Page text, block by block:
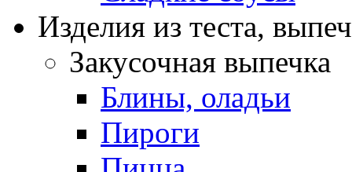
Изделия из теста,
Закусочная выпечка
Блины, оладьи
Пироги